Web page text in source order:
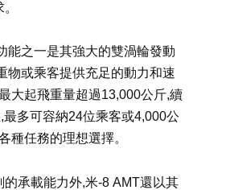
能之一是其強大的雙渦輪發動
物或乘客提供充足的動力和速
大起飛重量超過13,000公斤,續
多可容納24位乘客或4,000公
種任務的理想選擇。
的承載能力外,米-8 AMT還以其